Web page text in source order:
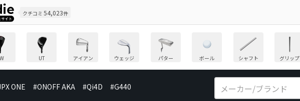
クチコミ 54,023件
UT アイアン ウェッジ パター ボール シャフト グリップ
ONE #ONOFF AKA #Qi4D #G440